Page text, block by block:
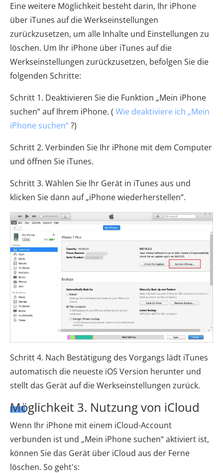
Eine weitere Möglichkeit besteht darin, Ihr iPhone
über iTunes auf die Werkseinstellungen
zurückzusetzen, um alle Inhalte und Einstellungen zu
löschen. Um Ihr iPhone über iTunes auf die
Werkseinstellungen zurückzusetzen, befolgen Sie die
folgenden Schritte:
Schritt 1. Deaktivieren Sie die Funktion „Mein iPhone
suchen“ auf Ihrem iPhone. ( Wie deaktiviere ich „Mein
iPhone suchen“?)
Schritt 2. Verbinden Sie Ihr iPhone mit dem Computer
und öffnen Sie iTunes.
Schritt 3. Wählen Sie Ihr Gerät in iTunes aus und
klicken Sie dann auf „iPhone wiederherstellen“.
Schritt 4. Nach Bestätigung des Vorgangs lädt iTunes
automatisch die neueste iOS Version herunter und
stellt das Gerät auf die Werkseinstellungen zurück.
Möglichkeit 3. Nutzung von iCloud
Wenn Ihr iPhone mit einem iCloud-Account
verbunden ist und „Mein iPhone suchen“ aktiviert ist,
können Sie das Gerät über iCloud aus der Ferne
löschen. So geht's: